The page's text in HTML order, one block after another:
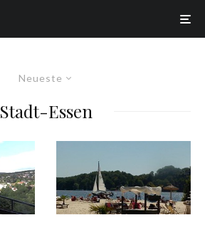
Neueste
Stadt-Essen